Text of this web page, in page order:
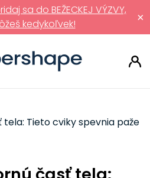
×
sa do BEŽECKEJ VÝZVY,
kedykoľvek!
tela: Tieto cviky spevnia paže